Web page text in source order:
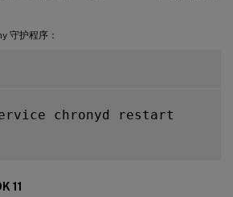
守护程序：
chronyd restart
11